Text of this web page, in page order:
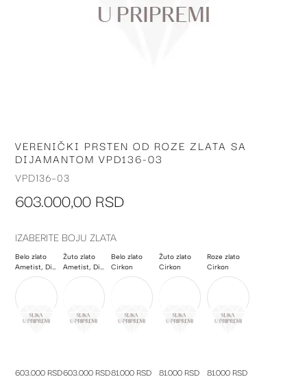
Skip
to
the
of
gallery
VERENIČKI PRSTEN OD ROZE ZLATA SA
DIJAMANTOM VPD136-03
VPD136-03
603.000,00 RSD
IZABERITE BOJU ZLATA
Belo zlato
Ametist, Dijamant
603.000 RSD
Žuto zlato
Ametist, Dijamant
603.000 RSD
Belo zlato
Cirkon
81.000 RSD
Žuto zlato
Cirkon
81.000 RSD
Roze zlato
Cirkon
81.000 RSD